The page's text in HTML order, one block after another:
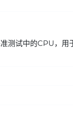
测试中的CPU，用